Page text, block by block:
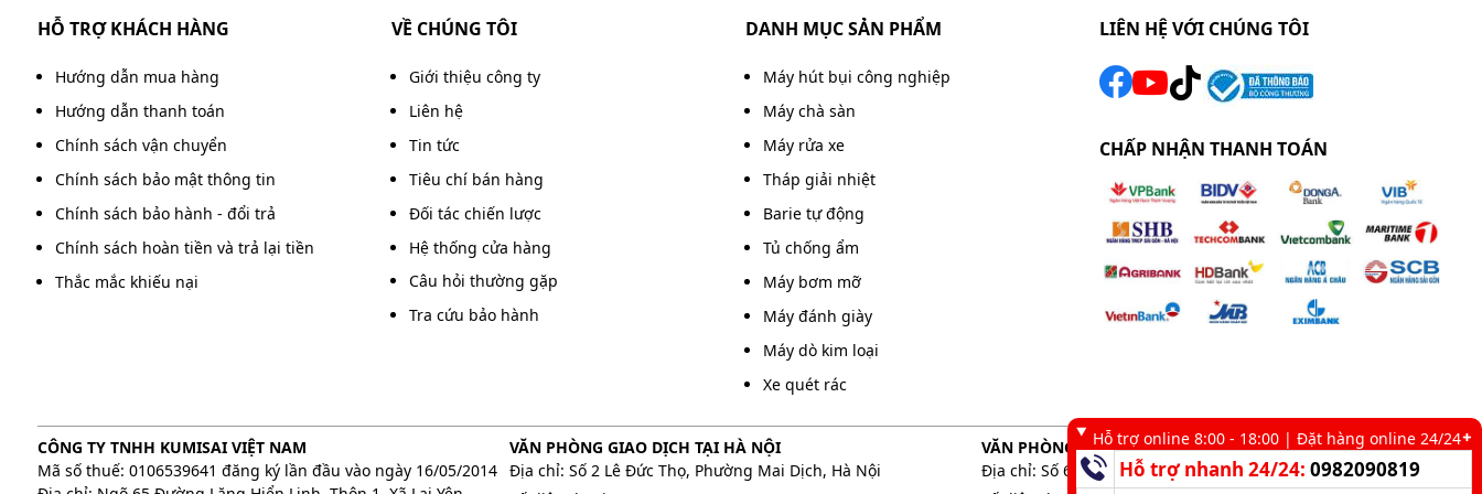
Máy áp lực cao, làm sạch hiệu quả
Tiết kiệm nước hiệu quả
Một trong những ưu điểm nổi bật của Perfect PF-MO7050 là khả năng tiết kiệm nước tối ưu nhờ cơ chế
phun áp lực cao. Máy chỉ tiêu thụ khoảng 4.5 lít nước/phút nhưng vẫn tạo ra tia nước đủ mạnh để cuốn
So với việc sử dụng vòi nước thông thường, lượng nước tiêu hao được giảm đáng kể mà hiệu suất vệ sinh
vẫn được duy trì ổn định. Điều này không chỉ giúp tiết kiệm chi phí sinh hoạt mà còn góp phần hạn chế
HỖ TRỢ KHÁCH HÀNG
Hướng dẫn mua hàng
Hướng dẫn thanh toán
Chính sách vận chuyển
Chính sách bảo mật thông tin
Chính sách bảo hành - đổi trả
Chính sách hoàn tiền và trả lại tiền
Thắc mắc khiếu nại
VỀ CHÚNG TÔI
Giới thiệu công ty
Liên hệ
Tin tức
Tiêu chí bán hàng
Đối tác chiến lược
Hệ thống cửa hàng
Câu hỏi thường gặp
Tra cứu bảo hành
DANH MỤC SẢN PHẨM
Máy hút bụi công nghiệp
Máy chà sàn
Máy rửa xe
Tháp giải nhiệt
Barie tự động
Tủ chống ẩm
Máy bơm mỡ
Máy đánh giày
Máy dò kim loại
Xe quét rác
LIÊN HỆ VỚI CHÚNG TÔI
CHẤP NHẬN THANH TOÁN
CÔNG TY TNHH KUMISAI VIỆT NAM
Mã số thuế: 0106539641 đăng ký lần đầu vào ngày 16/05/2014
VĂN PHÒNG GIAO DỊCH TẠI HÀ NỘI
Địa chỉ: Số 2 Lê Đức Thọ, Phường Mai Dịch, Hà Nội
VĂN PHÒNG GIAO DỊCH TẠI TP. HCM
Địa chỉ: Số 6 kênh 19/5, Phường Tân Sơn Nhì, TP. HCM
Hỗ trợ online 8:00 - 18:00 | Đặt hàng online 24/24
Hỗ trợ nhanh 24/24:0982090819